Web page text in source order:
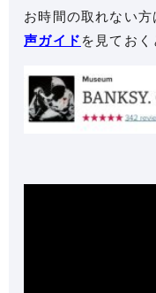
お時間の取れない
声ガイド を見てお